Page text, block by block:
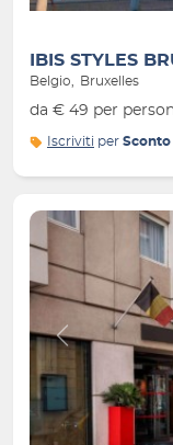
IBIS STYLES
Belgio Bruxelles
da € 49 per
Iscriviti per Sconto
Indietro